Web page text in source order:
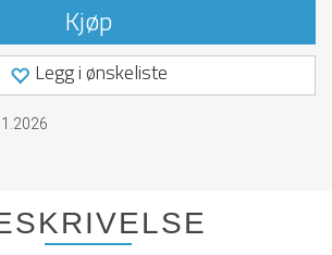
Kjøp
Legg i ønskeliste